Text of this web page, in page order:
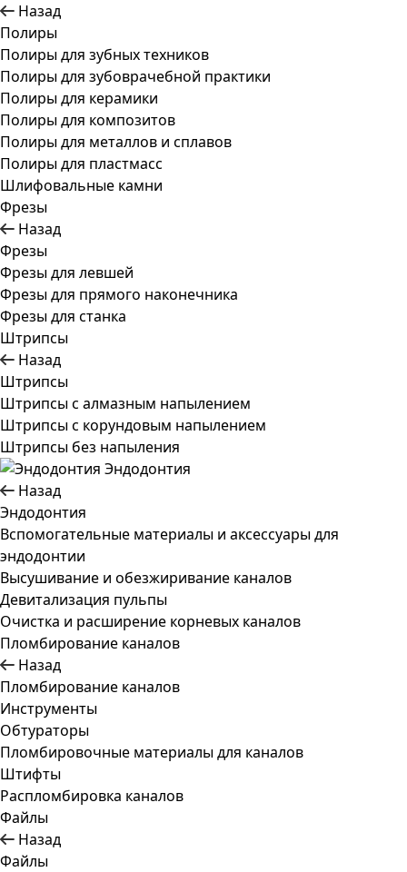
Назад
Полиры
Полиры для зубных техников
Полиры для зубоврачебной практики
Полиры для керамики
Полиры для композитов
Полиры для металлов и сплавов
Полиры для пластмасс
Шлифовальные камни
Фрезы
Назад
Фрезы
Фрезы для левшей
Фрезы для прямого наконечника
Фрезы для станка
Штрипсы
Назад
Штрипсы
Штрипсы c алмазным напылением
Штрипсы c корундовым напылением
Штрипсы без напыления
Эндодонтия
Назад
Эндодонтия
Вспомогательные материалы и аксессуары для
эндодонтии
Высушивание и обезжиривание каналов
Девитализация пульпы
Очистка и расширение корневых каналов
Пломбирование каналов
Назад
Пломбирование каналов
Инструменты
Обтураторы
Пломбировочные материалы для каналов
Штифты
Распломбировка каналов
Файлы
Назад
Файлы